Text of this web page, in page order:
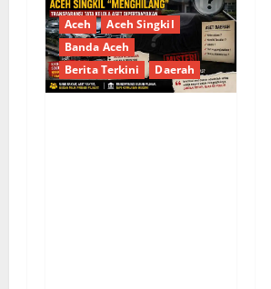
Aceh
Aceh Singkil
Banda Aceh
Berita Terkini
Daerah